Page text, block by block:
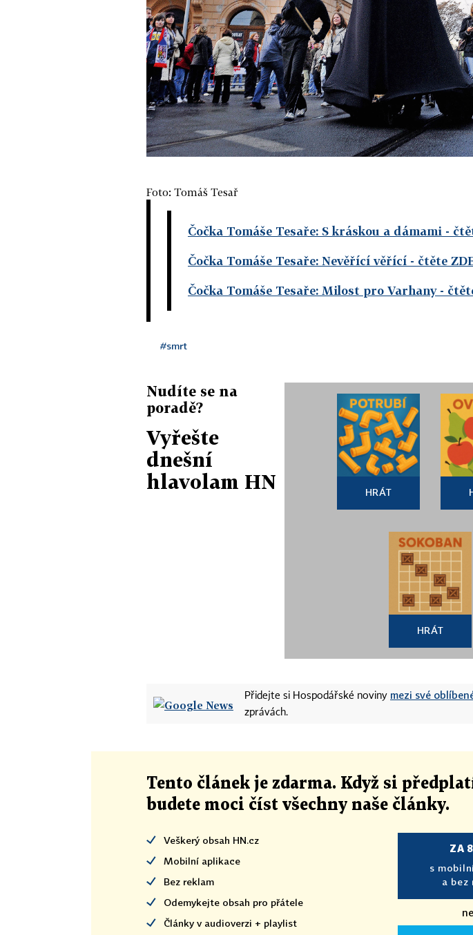
Foto: Tomáš Tesař
Čočka Tomáše Tesaře: S kráskou a dámami -
Čočka Tomáše Tesaře: Nevěřící věřící - čtěte
Čočka Tomáše Tesaře: Milost pro Varhany-
#smrt
Nudíte se na
poradě?
Vyřešte
dnešní
hlavolam HN
HRÁT
HRÁT
Přidejte si Hospodářské noviny mezi své
zprávách.
Tento článek je zdarma. Když si
budete moci číst všechny naše články.
Veškerý obsah HN.cz
Mobilní aplikace
Bez reklam
Odemykejte obsah pro přátele
Články v audioverzi + playlist
ZA
s
a bez